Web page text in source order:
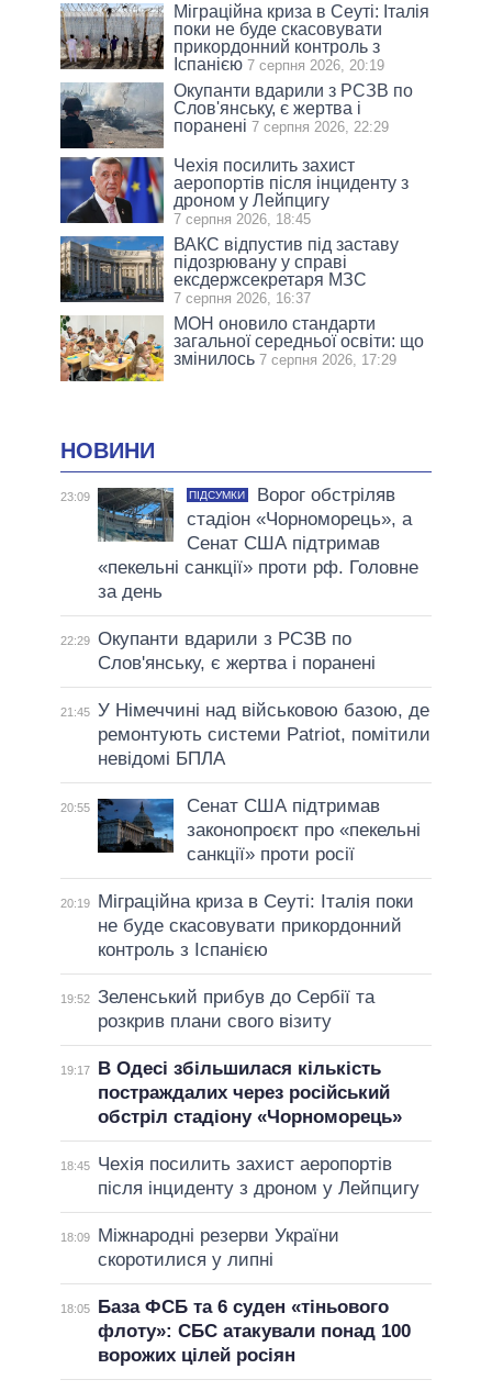
Міграційна криза в Сеуті: Італія
поки не буде скасовувати
прикордонний контроль з
Іспанією 7 серпня 2026, 20:19
Окупанти вдарили з РСЗВ по
Слов'янську, є жертва і
поранені 7 серпня 2026, 22:29
Чехія посилить захист
аеропортів після інциденту з
дроном у Лейпцигу
7 серпня 2026, 18:45
ВАКС відпустив під заставу
підозрювану у справі
ексдержсекретаря МЗС
7 серпня 2026, 16:37
МОН оновило стандарти
загальної середньої освіти: що
змінилось 7 серпня 2026, 17:29
НОВИНИ
23:09 ПІДСУМКИ
Ворог обстріляв
стадіон «Чорноморець», а
Сенат США підтримав
«пекельні санкції» проти рф. Головне
за день
22:29 Окупанти вдарили з РСЗВ по
Слов'янську, є жертва і поранені
21:45 У Німеччині над військовою базою, де
ремонтують системи Patriot, помітили
невідомі БПЛА
20:55
Сенат США підтримав
законопроєкт про «пекельні
санкції» проти росії
20:19
Міграційна криза в Сеуті: Італія поки
не буде скасовувати прикордонний
контроль з Іспанією
19:52 Зеленський прибув до Сербії та
розкрив плани свого візиту
19:17
В Одесі збільшилася кількість
постраждалих через російський
обстріл стадіону «Чорноморець»
18:45
Чехія посилить захист аеропортів
після інциденту з дроном у Лейпцигу
18:09
Міжнародні резерви України
скоротилися у липні
18:05
База ФСБ та 6 суден «тіньового
флоту»: СБС атакували понад 100
ворожих цілей росіян